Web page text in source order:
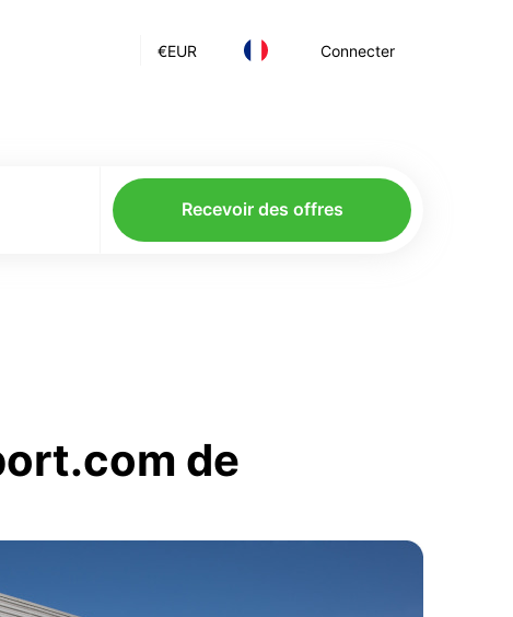
€EUR Connecter
Recevoir des offres
de